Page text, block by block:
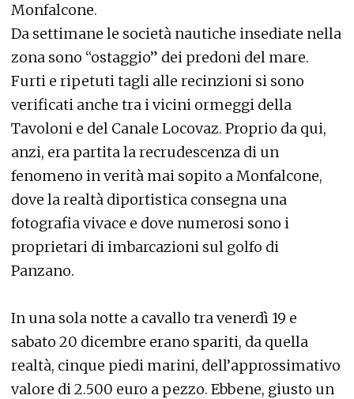
Monfalcone.
Da settimane le società nautiche insediate nella
zona sono “ostaggio” dei predoni del mare.
Furti e ripetuti tagli alle recinzioni si sono
verificati anche tra i vicini ormeggi della
Tavoloni e del Canale Locovaz. Proprio da qui,
anzi, era partita la recrudescenza di un
fenomeno in verità mai sopito a Monfalcone,
dove la realtà diportistica consegna una
fotografia vivace e dove numerosi sono i
proprietari di imbarcazioni sul golfo di
Panzano.
In una sola notte a cavallo tra venerdì 19 e
sabato 20 dicembre erano spariti, da quella
realtà, cinque piedi marini, dell’approssimativo
valore di 2.500 euro a pezzo. Ebbene, giusto un